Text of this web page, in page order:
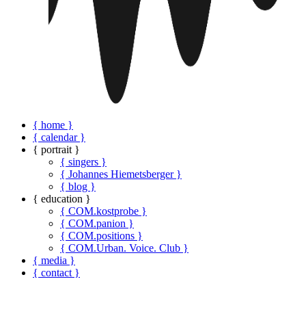
{ home }
{ calendar }
{ portrait }
{ singers }
{ Johannes Hiemetsberger }
{ blog }
{ education }
{ COM.kostprobe }
{ COM.panion }
{ COM.positions }
{ COM.Urban. Voice. Club }
{ media }
{ contact }